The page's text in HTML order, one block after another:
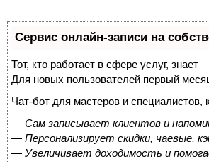
Сервис онлайн-записи на
Тот, кто работает в сфере услуг,
Для новых пользователей первый
Чат-бот для мастеров и специалистов,
— Сам записывает клиентов и
— Персонализирует скидки, чаевые,
— Увеличивает доходимость и